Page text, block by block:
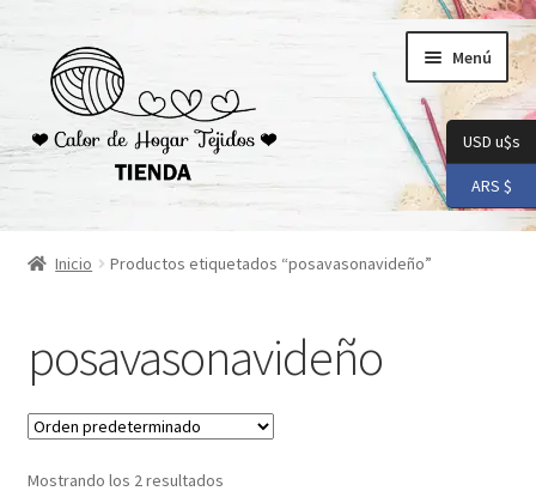
navegación
contenido
Menú
Inicio
Checkout
Conoceme
Preguntas Frecuentes
Inicio Productos etiquetados “posavasonavideño”
posavasonavideño
Mostrando los 2 resultados
USD u$s
ARS $